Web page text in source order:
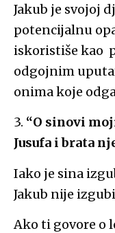
Jakub je svojoj
potencijalnu
iskoristiše kao
odgojnim
onima koje
3. “O sinovi
Jusufa i brata
Iako je sina
Jakub nije
Ako ti govore o